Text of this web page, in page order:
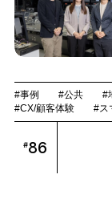
#事例 #公共 #
#CX/顧客体験
#ス
#86